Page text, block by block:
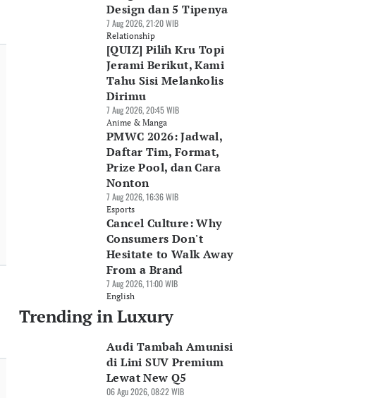
Design dan 5 Tipenya
7 Aug 2026, 21:20 WIB
Relationship
[QUIZ] Pilih Kru Topi
Jerami Berikut, Kami
Tahu Sisi Melankolis
Dirimu
7 Aug 2026, 20:45 WIB
Anime & Manga
PMWC 2026: Jadwal,
Daftar Tim, Format,
Prize Pool, dan Cara
Nonton
7 Aug 2026, 16:36 WIB
Esports
Cancel Culture: Why
Consumers Don't
Hesitate to Walk Away
From a Brand
7 Aug 2026, 11:00 WIB
English
Trending in Luxury
Audi Tambah Amunisi
di Lini SUV Premium
Lewat New Q5
06 Agu 2026, 08:22 WIB